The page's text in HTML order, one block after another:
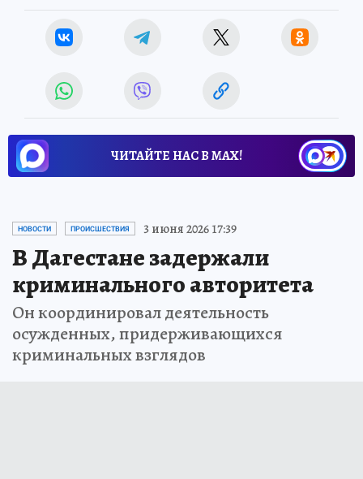
ЧИТАЙТЕ НАС В МАХ!
НОВОСТИ ПРОИСШЕСТВИЯ 3 июня 2026 17:39
В Дагестане задержали
криминального авторитета
Он координировал деятельность
осужденных, придерживающихся
криминальных взглядов